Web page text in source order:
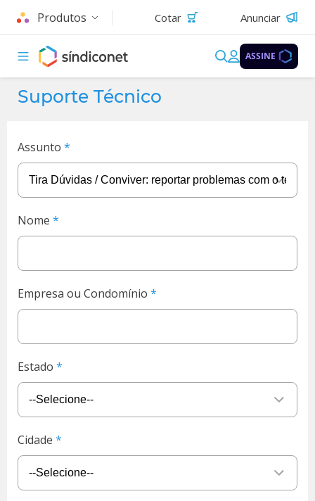
Produtos Cotar Anunciar
ASSINE
Suporte Técnico
Assunto
Nome
Empresa ou Condomínio
Estado
Cidade